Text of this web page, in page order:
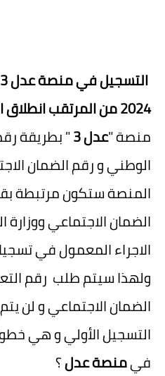
2024 من المرتقب انطلاق التسجيل الأولي
منصة "عدل 3 " بطريقة
الوطني و رقم الضمان
المنصة ستكون مرتبطة
الضمان الاجتماعي
الاجراء المعمول في
ولهذا سيتم طلب رقم
الضمان الاجتماعي و لن
التسجيل الأولي و هي
فيمنصة عدل؟